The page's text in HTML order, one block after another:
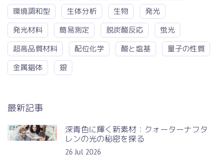
環境調和型
生体分析 生物
発光
発光材料
簡易測定 脱炭酸反応
蛍光
超高品質材料
配位化学 酸と塩基
量子の性質
金属錯体
銀
最新記事
深青色に輝く新素材：クォーターナフタ
レンの光の秘密を探る
26 Jul 2026